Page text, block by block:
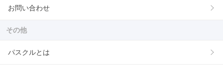
お問い合わせ
その他
パスクルとは